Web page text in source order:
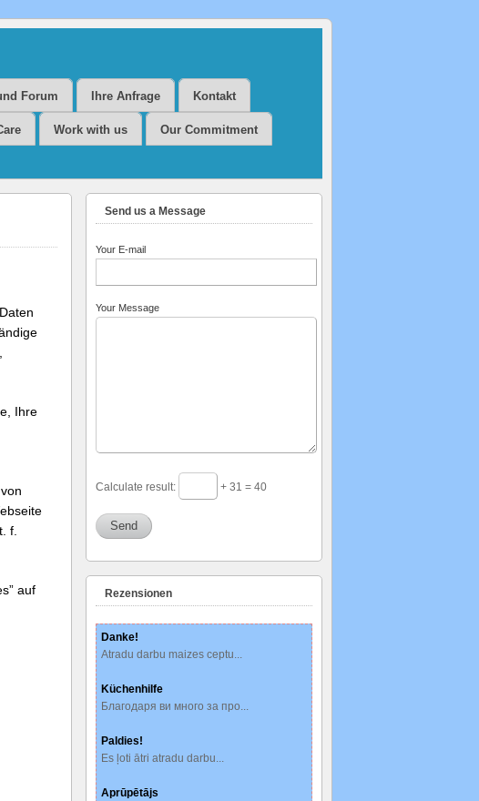
Forum Ihre Anfrage Kontakt
Work with us Our Commitment
Ihre
f.
auf
Send us a Message
Your E-mail
Your Message
Calculate result: + 31 = 40
Rezensionen
Danke!
Atradu darbu maizes ceptu...
Küchenhilfe
Благодаря ви много за про...
Paldies!
Es ļoti ātri atradu darbu...
Aprūpētājs